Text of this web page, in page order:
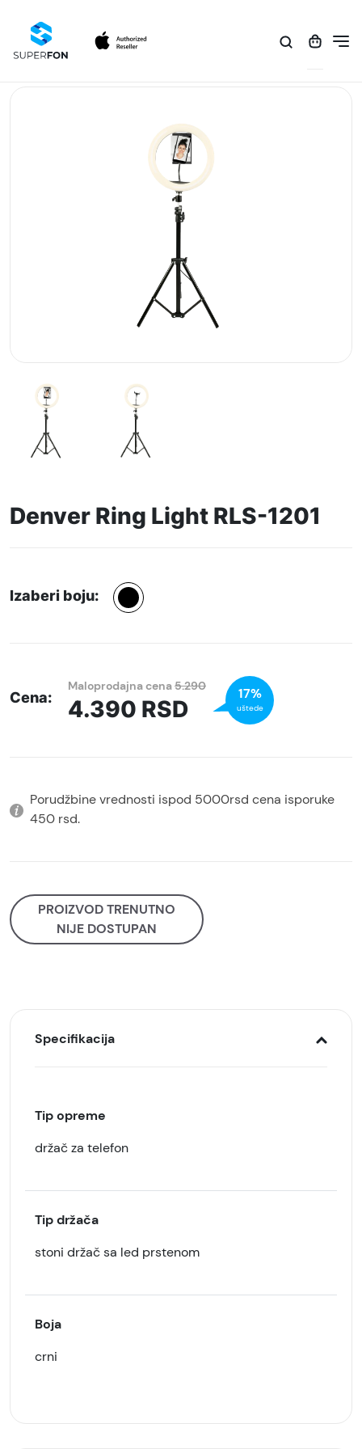
Denver Ring Light RLS-1201
Izaberi boju:
Cena:
Maloprodajna cena5.290
4.390 RSD
17%
uštede
Porudžbine vrednosti ispod 5000rsd cena isporuke
450 rsd.
PROIZVOD TRENUTNO
NIJE DOSTUPAN
Specifikacija
Tip opreme
držač za telefon
Tip držača
stoni držač sa led prstenom
Boja
crni